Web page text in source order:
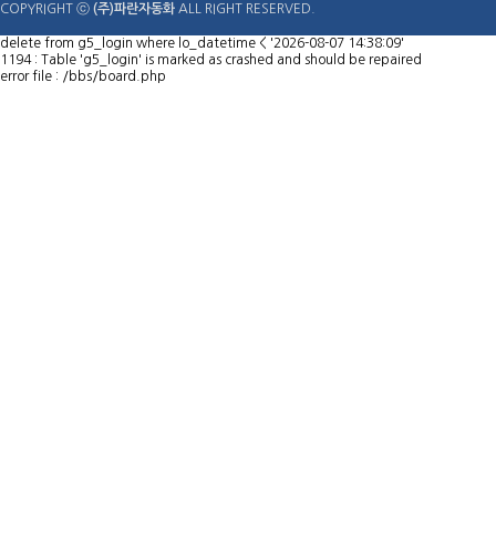
COPYRIGHT ⓒ (주)파란자동화 ALL RIGHT RESERVED.
delete from g5_login where lo_datetime < '2026-08-07 14:38:09'
1194 : Table 'g5_login' is marked as crashed and should be repaired
error file : /bbs/board.php